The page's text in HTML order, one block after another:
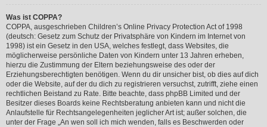
Was ist COPPA?
COPPA, ausgeschrieben Children’s Online Privacy Protection Act of 1998
(deutsch: Gesetz zum Schutz der Privatsphäre von Kindern im Internet von
1998) ist ein Gesetz in den USA, welches festlegt, dass Websites, die
möglicherweise persönliche Daten von Kindern unter 13 Jahren erheben,
hierzu die Zustimmung der Eltern beziehungsweise des oder der
Erziehungsberechtigten benötigen. Wenn du dir unsicher bist, ob dies auf dich
oder die Website, auf der du dich zu registrieren versuchst, zutrifft, ziehe einen
rechtlichen Beistand zu Rate. Bitte beachte, dass phpBB Limited und der
Besitzer dieses Boards keine Rechtsberatung anbieten kann und nicht die
Anlaufstelle für Rechtsangelegenheiten jeglicher Art ist; außer solchen, die
unter der Frage „An wen soll ich mich wenden, falls es Beschwerden oder